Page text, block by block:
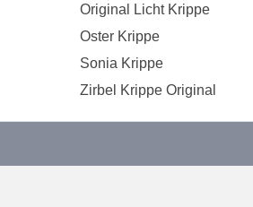
Original Licht Krippe
Oster Krippe
Sonia Krippe
Zirbel Krippe Original
Werkstätten in der